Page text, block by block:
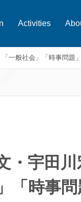
Activities
一般社会」「時事問題
・宇田
「時事